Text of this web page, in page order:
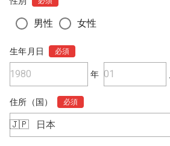
男性 女性
生年月日 必須
年
住所（国） 必須
🇯🇵 日本